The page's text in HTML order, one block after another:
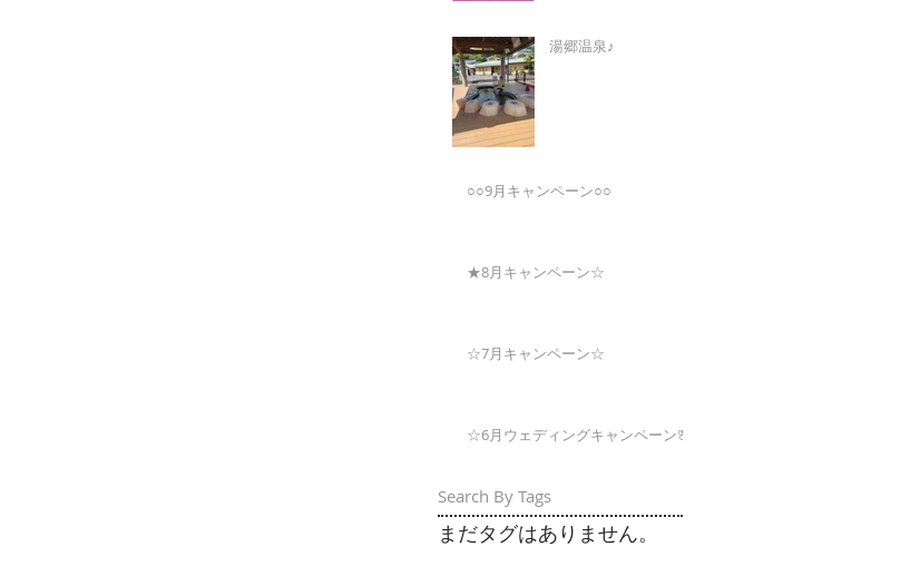
Search By Tags
湯郷温泉♪
○○9月キャンペーン○○
★8月キャンペーン☆
☆7月キャンペーン☆
☆6月ウェディングキャンペーン🌸
まだタグはありません。